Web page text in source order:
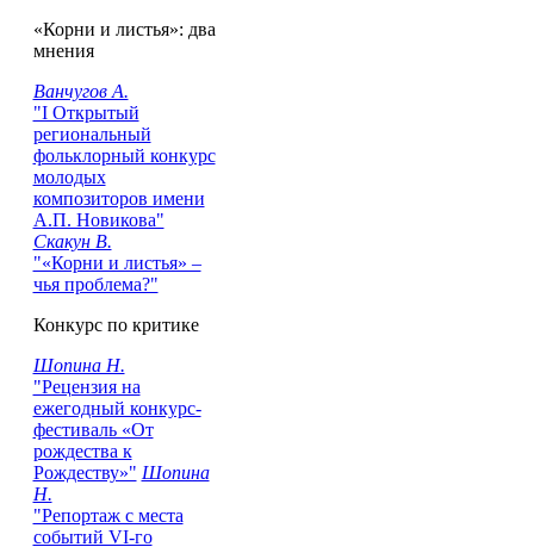
«Корни и листья»: два
мнения
Ванчугов А.
"I Открытый
региональный
фольклорный конкурс
молодых
композиторов имени
А.П. Новикова"
Скакун В.
"«Корни и листья» –
чья проблема?"
Конкурс по критике
Шопина Н.
"Рецензия на
ежегодный конкурс-
фестиваль «От
рождества к
Рождеству»" Шопина
Н.
"Репортаж с места
событий VI-го